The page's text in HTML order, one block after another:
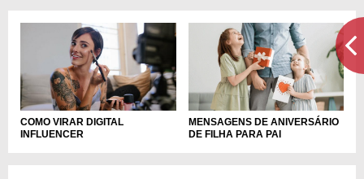
COMO VIRAR DIGITAL
INFLUENCER
MENSAGENS DE ANIVERSÁRIO
DE FILHA PARA PAI